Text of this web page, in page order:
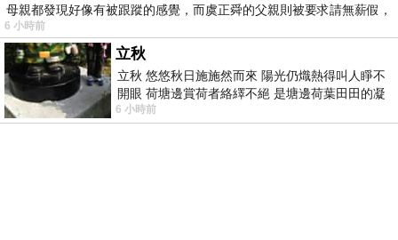
母親都發現好像有被跟蹤的感覺，而虞正舜的父親則被要求請無薪假，
6 小時前
立秋
立秋 悠悠秋日施施然而來 陽光仍熾熱得叫人睜不
開眼 荷塘邊賞荷者絡繹不絕 是塘邊荷葉田田的凝
望 風中飄逸的是映日荷花別樣紅
6 小時前